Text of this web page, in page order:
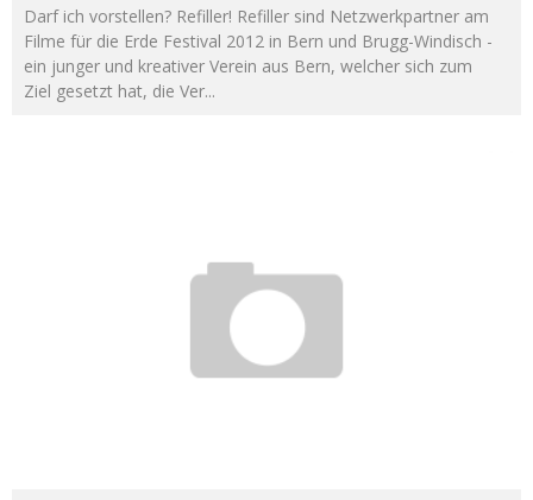
Darf ich vorstellen? Refiller! Refiller sind Netzwerkpartner am
Filme für die Erde Festival 2012 in Bern und Brugg-Windisch -
ein junger und kreativer Verein aus Bern, welcher sich zum
Ziel gesetzt hat, die Ver...